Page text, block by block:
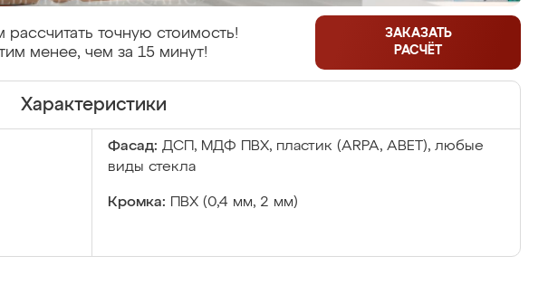
точную стоимость!
менее, чем за 15 минут!
ЗАКАЗАТЬ
РАСЧЁТ
Характеристики
Фасад: ДСП, МДФ ПВХ, пластик (ARPA, ABET), любые
виды стекла
Кромка: ПВХ (0,4 мм, 2 мм)